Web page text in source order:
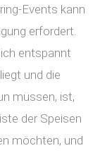
Events kann
erfordert.
entspannt
und die
müssen, ist,
der Speisen
möchten, und